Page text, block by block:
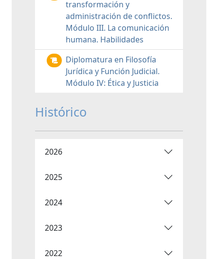
transformación y
administración de conflictos.
Módulo III. La comunicación
humana. Habilidades
Diplomatura en Filosofía
Jurídica y Función Judicial.
Módulo IV: Ética y Justicia
Histórico
2026
2025
2024
2023
2022